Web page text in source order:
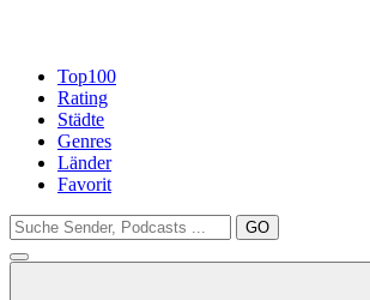
Top100
Rating
Städte
Genres
Länder
Favorit
GO